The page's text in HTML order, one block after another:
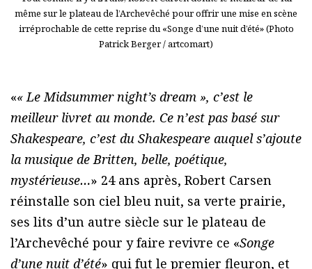
même sur le plateau de l’Archevêché pour offrir une mise en scène
irréprochable de cette reprise du «Songe d’une nuit d’été» (Photo
Patrick Berger / artcomart)
«« Le Midsummer night’s dream », c’est le
meilleur livret au monde. Ce n’est pas basé sur
Shakespeare, c’est du Shakespeare auquel s’ajoute
la musique de Britten, belle, poétique,
mystérieuse…» 24 ans après, Robert Carsen
réinstalle son ciel bleu nuit, sa verte prairie,
ses lits d’un autre siècle sur le plateau de
l’Archevêché pour y faire revivre ce «Songe
d’une nuit d’été» qui fut le premier fleuron, et